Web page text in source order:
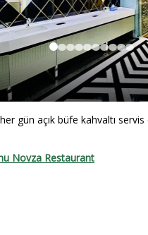
gün açık büfe kahvaltı
Novza Restaurant